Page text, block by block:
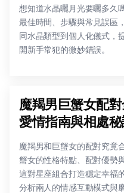
想知道水晶曬月光要曬多久
最佳時間、步驟與常見誤區
同水晶類型到個人化儀式，
開新手常犯的微妙錯誤。
魔羯男巨蟹女配
愛情指南與相處
魔羯男和巨蟹女的配對究竟
蟹女的性格特點、配對優勢
這對星座組合打造穩定幸福
分析兩人的情感互動模式與